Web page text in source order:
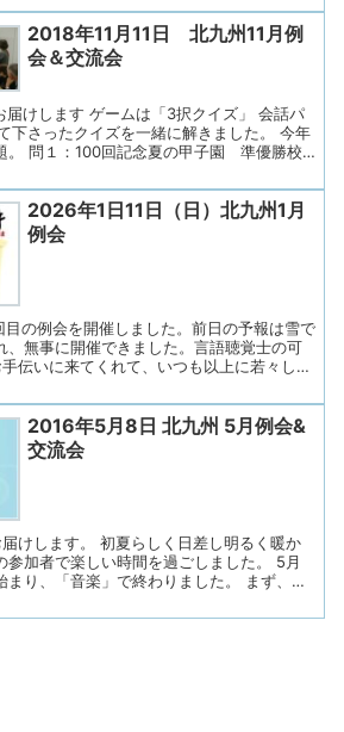
談して決めていきます。 ２）それから4×4
所ずつ書きます。 縦・横・斜めのいずれ
がりなので、 どの寿司ネタをどこに書い
など、 グループごとに作戦を立てなが
３）次に、各グループの寿司ネタを書いた
ます ４）それを順に交代で引き、引いた
は・・・鮪（まぐろ）」「鯛（たい）」
定番のネタが...
2018年11月11日 北九州11月例
会＆交流会
届けします ゲームは「3択クイズ」 会話パ
下さったクイズを一緒に解きました。 今年
。 問１：100回記念夏の甲子園 準優勝校
の男の子を発見したスーパーボランティア
トの１文字は？ 体力作りは何を？ ボー
」が貼られました。 知ってる！とすぐ答え
ませる問題あり。 はじめは簡単、だんだん
、スポーツ、趣味などなど 皆さんに色々
だ...
2026年1日11日（日）北九州1月
例会
目の例会を開催しました。前日の予報は雪で
、無事に開催できました。言語聴覚士の可
伝いに来てくれて、いつも以上に若々し
お願いし、ドアを開放して換気を徹底しま
に行い、安心して過ごせるよう努めまし
（会長挨拶）２．あすの会諸連絡３. リラ
マトーク「今年の抱負」５. 連絡事項６．
り印刷・お渡し ◇司会はあすの会メンバー
いさつで始まりました。 参加者の皆さん
ご家族、会話パートナー、失語意思疎通
修生、言語聴覚...
2016年5月8日 北九州 5月例会&
交流会
けします。 初夏らしく日差し明るく暖か
参加者で楽しい時間を過ごしました。 5月
まり、「音楽」で終わりました。 まず、ゲ
て 会話パートナーさんのリードで
で進みます。 「♪クワッ、クワッ、クワ